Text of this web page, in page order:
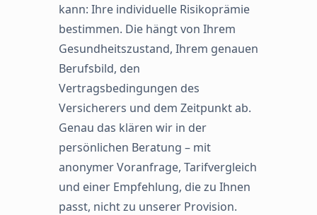
kann: Ihre individuelle Risikoprämie
bestimmen. Die hängt von Ihrem
Gesundheitszustand, Ihrem genauen
Berufsbild, den
Vertragsbedingungen des
Versicherers und dem Zeitpunkt ab.
Genau das klären wir in der
persönlichen Beratung – mit
anonymer Voranfrage, Tarifvergleich
und einer Empfehlung, die zu Ihnen
passt, nicht zu unserer Provision.